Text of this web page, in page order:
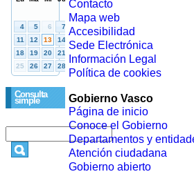
Consulta
simple
Contacto
Mapa web
Accesibilidad
Sede Electrónica
Información Legal
Política de cookies
Gobierno Vasco
Página de inicio
Conoce el Gobierno
Departamentos y
Atención ciudadana
Gobierno abierto